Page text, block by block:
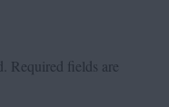
Required fields are